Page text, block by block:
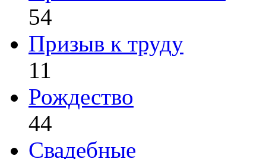
54
Призыв к труду
11
Рождество
44
Свадебные